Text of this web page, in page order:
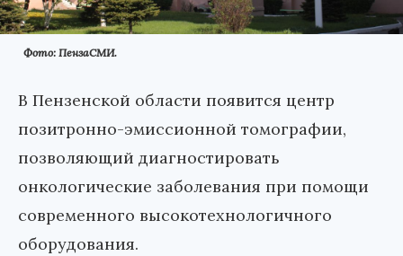
Фото: ПензаСМИ.
В Пензенской области появится центр
позитронно-эмиссионной томографии,
позволяющий диагностировать
онкологические заболевания при помощи
современного высокотехнологичного
оборудования.